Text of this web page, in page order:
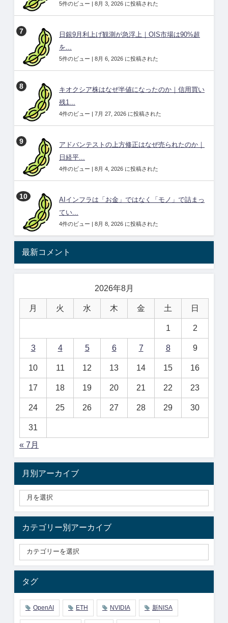
5件のビュー | 8月 3, 2026 に投稿された
日銀9月利上げ観測が急浮上｜OIS市場は90%超
を...
5件のビュー | 8月 6, 2026 に投稿された
キオクシア株はなぜ半値になったのか｜信用買い
残1...
4件のビュー | 7月 27, 2026 に投稿された
アドバンテストの上方修正はなぜ売られたのか｜
日経平...
4件のビュー | 8月 4, 2026 に投稿された
AIインフラは「お金」ではなく「モノ」で詰まっ
てい...
4件のビュー | 8月 8, 2026 に投稿された
最新コメント
2026年8月
月 火 水 木 金 土 日
1 2
3 4 5 6 7 8 9
10 11 12 13 14 15 16
17 18 19 20 21 22 23
24 25 26 27 28 29 30
31
« 7月
月別アーカイブ
カテゴリー別アーカイブ
タグ
OpenAI ETH NVIDIA 新NISA